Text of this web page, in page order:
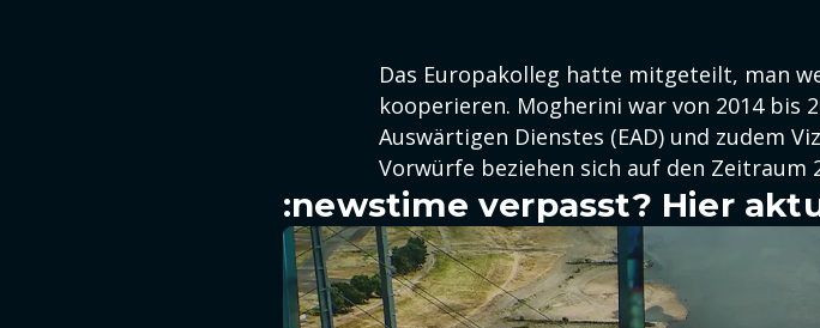
Das Europakolleg hatte mitgeteilt, man
kooperieren. Mogherini war von 2014 bis
Auswärtigen Dienstes (EAD) und zudem
Vorwürfe beziehen sich auf den Zeitraum
:newstime verpasst? Hier